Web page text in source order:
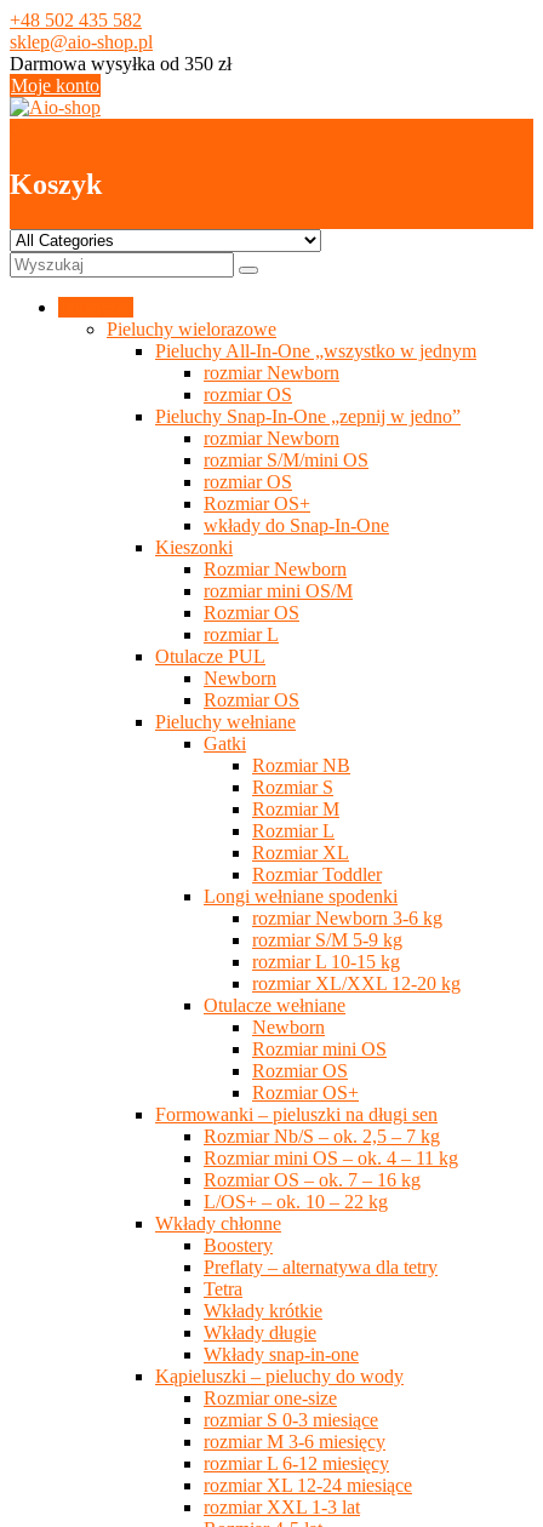
Skip
to
content
+48 502 435 582
sklep@aio-shop.pl
Darmowa wysyłka od 350 zł
Moje konto
Koszyk
Pieluchy wielorazowe
Pieluchy All-In-One „wszystko w jednym
rozmiar Newborn
rozmiar OS
Pieluchy Snap-In-One „zepnij w jedno”
rozmiar Newborn
rozmiar S/M/mini OS
rozmiar OS
Rozmiar OS+
wkłady do Snap-In-One
Kieszonki
Rozmiar Newborn
rozmiar mini OS/M
Rozmiar OS
rozmiar L
Otulacze PUL
Newborn
Rozmiar OS
Pieluchy wełniane
Gatki
Rozmiar NB
Rozmiar S
Rozmiar M
Rozmiar L
Rozmiar XL
Rozmiar Toddler
Longi wełniane spodenki
rozmiar Newborn 3-6 kg
rozmiar S/M 5-9 kg
rozmiar L 10-15 kg
rozmiar XL/XXL 12-20 kg
Otulacze wełniane
Newborn
Rozmiar mini OS
Rozmiar OS
Rozmiar OS+
Formowanki – pieluszki na długi sen
Rozmiar Nb/S – ok. 2,5 – 7 kg
Rozmiar mini OS – ok. 4 – 11 kg
Rozmiar OS – ok. 7 – 16 kg
L/OS+ – ok. 10 – 22 kg
Wkłady chłonne
Boostery
Preflaty – alternatywa dla tetry
Tetra
Wkłady krótkie
Wkłady długie
Wkłady snap-in-one
Kąpieluszki – pieluchy do wody
Rozmiar one-size
rozmiar S 0-3 miesiące
rozmiar M 3-6 miesięcy
rozmiar L 6-12 miesięcy
rozmiar XL 12-24 miesiące
rozmiar XXL 1-3 lat